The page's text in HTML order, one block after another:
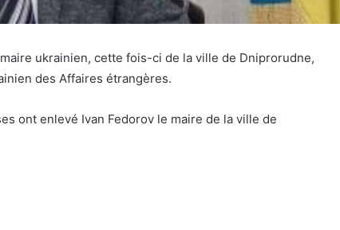
ukrainien, cette fois-ci de la ville de Dniprorudne,
des Affaires étrangères.
ont enlevé Ivan Fedorov le maire de la ville de